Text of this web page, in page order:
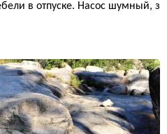
в отпуске. Насос шумный, з